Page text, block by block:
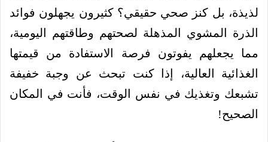
لذيذة، بل كنز صحي حقيقي؟ كثيرون يجهلون فوائد
الذرة المشوي المذهلة لصحتهم وطاقتهم اليومية،
مما يجعلهم يفوتون فرصة الاستفادة من قيمتها
الغذائية العالية، إذا كنت تبحث عن وجبة خفيفة
تشبعك وتغذيك في نفس الوقت، فأنت في المكان
الصحيح!